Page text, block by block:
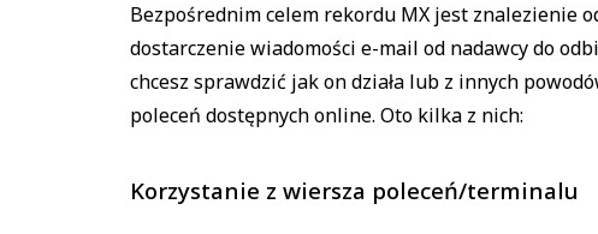
Bezpośrednim celem rekordu MX jest znalezienie
dostarczenie wiadomości e-mail od nadawcy do
chcesz sprawdzić jak on działa lub z innych
poleceń dostępnych online. Oto kilka z nich:
Korzystanie z wiersza poleceń/terminalu